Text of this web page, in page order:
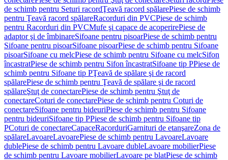
de schimb pentru Seturi racordŢeavă racord spălarePiese de schimb
pentru Ţeavă racord spălareRacorduri din PVCPiese de schimb
pentru Racorduri din PVCMufe şi capace de acoperirePiese de
adaptor şi de îmbinareSifoane pentru pisoarPiese de schimb pentru
Sifoane pentru pisoarSifoane pisoarPiese de schimb pentru Sifoane
pisoarSifoane cu melcPiese de schimb pentru Sifoane cu melcSifon
încastratPiese de schimb pentru Sifon încastratSifoane tip PPiese de
schimb pentru Sifoane tip PŢeavă de spălare şi de racord
spălarePiese de schimb pentru Ţeavă de spălare şi de racord
spălareŞtuţ de conectarePiese de schimb pentru Ştuţ de
conectareCoturi de conectarePiese de schimb pentru Coturi de
conectareSifoane pentru bideuriPiese de schimb pentru Sifoane
pentru bideuriSifoane tip PPiese de schimb pentru Sifoane tip
PCoturi de conectareCapaceRacorduriGarnituri de etanşareZona de
spălareLavoareLavoarePiese de schimb pentru LavoareLavoare
dublePiese de schimb pentru Lavoare dubleLavoare mobilierPiese
de schimb pentru Lavoare mobilierLavoare pe blatPiese de schimb